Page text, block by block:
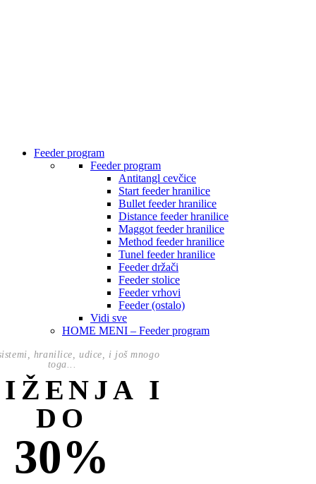
Feeder program
Feeder program
Antitangl cevčice
Start feeder hranilice
Bullet feeder hranilice
Distance feeder hranilice
Maggot feeder hranilice
Method feeder hranilice
Tunel feeder hranilice
Feeder držači
Feeder stolice
Feeder vrhovi
Feeder (ostalo)
Vidi sve
HOME MENI – Feeder program
hranilice, udice, i još mnogo
toga...
I
DO
30%